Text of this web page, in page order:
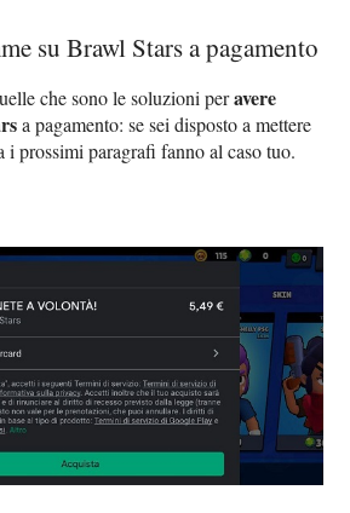
su Brawl Stars a pagamento
che sono le soluzioni peravere
a pagamento: se sei disposto a mettere
i prossimi paragrafi fanno al caso tuo.